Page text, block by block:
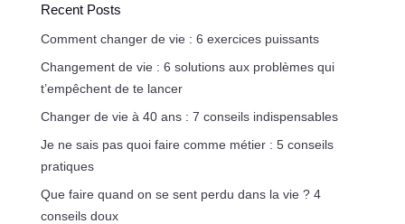
Recent Posts
Comment changer de vie : 6 exercices puissants
Changement de vie : 6 solutions aux problèmes qui
t’empêchent de te lancer
Changer de vie à 40 ans : 7 conseils indispensables
Je ne sais pas quoi faire comme métier : 5 conseils
pratiques
Que faire quand on se sent perdu dans la vie ? 4
conseils doux